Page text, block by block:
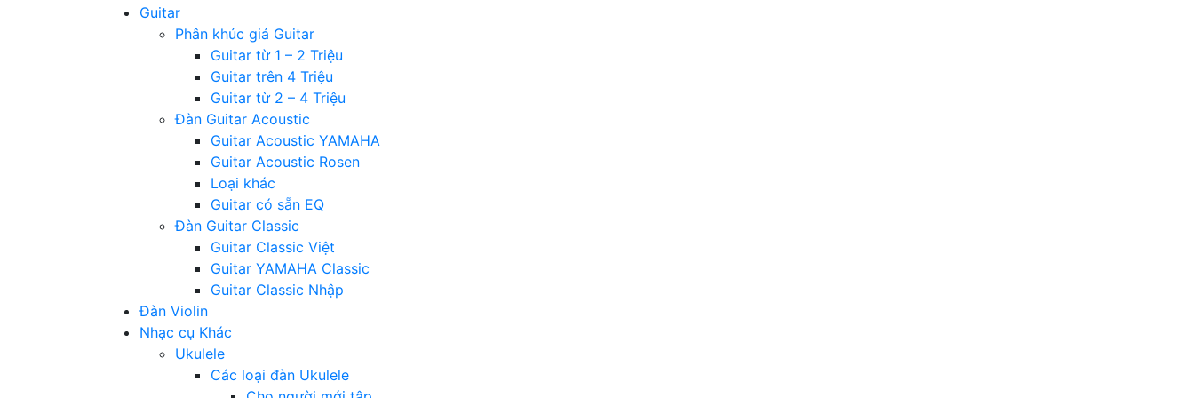
Guitar
Phân khúc giá Guitar
Guitar từ 1 – 2 Triệu
Guitar trên 4 Triệu
Guitar từ 2 – 4 Triệu
Đàn Guitar Acoustic
Guitar Acoustic YAMAHA
Guitar Acoustic Rosen
Loại khác
Guitar có sẵn EQ
Đàn Guitar Classic
Guitar Classic Việt
Guitar YAMAHA Classic
Guitar Classic Nhập
Đàn Violin
Nhạc cụ Khác
Ukulele
Các loại đàn Ukulele